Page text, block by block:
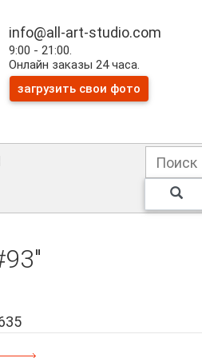
info@all-art-studio.com
9:00 - 21:00.
Онлайн заказы 24 часа.
загрузить свои фото